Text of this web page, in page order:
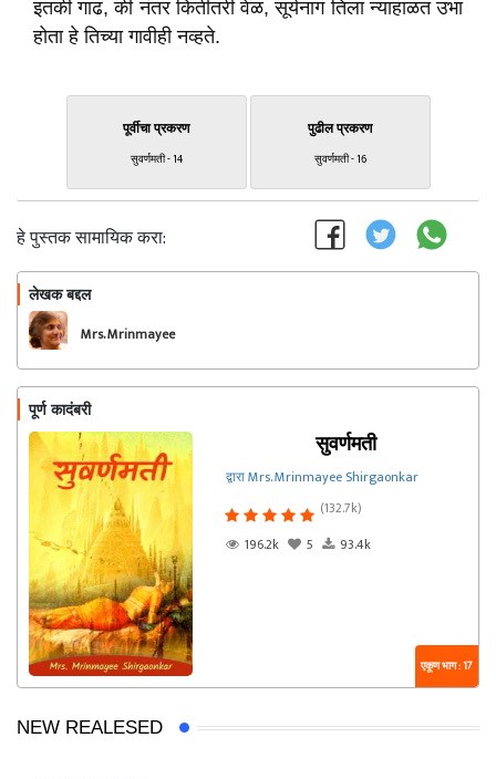
इतकी गाढ, की नंतर कितीतरी वेळ, सूर्यनाग तिला न्याहाळत उभा
होता हे तिच्या गावीही नव्हते.
पूर्वीचा प्रकरण
सुवर्णमती - 14
पुढील प्रकरण
सुवर्णमती - 16
हे पुस्तक सामायिक करा:
लेखक बद्दल
Mrs. Mrinmayee
Shirgaonkar
पूर्ण कादंबरी
सुवर्णमती
द्वारा Mrs. Mrinmayee Shirgaonkar
(132.7k)
196.2k
5 93.4k
एकूण भाग : 17
NEW REALESED